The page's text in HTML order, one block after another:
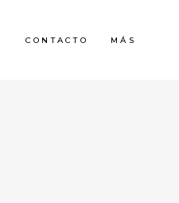
CONTACTO MÁS